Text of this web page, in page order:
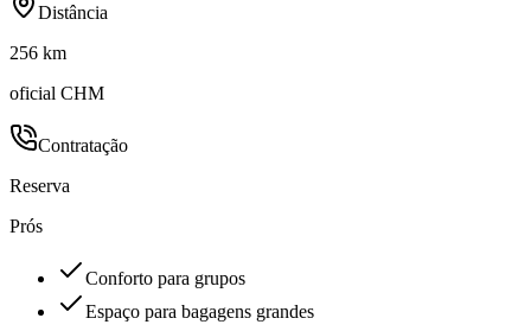
Distância
256 km
oficial CHM
Contratação
Reserva
Prós
Conforto para grupos
Espaço para bagagens grandes